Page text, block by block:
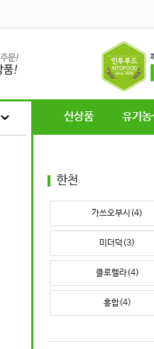
신상품 유기
한천
가쓰오부시(4)
미더덕(3)
클로렐라(4)
홍합(4)